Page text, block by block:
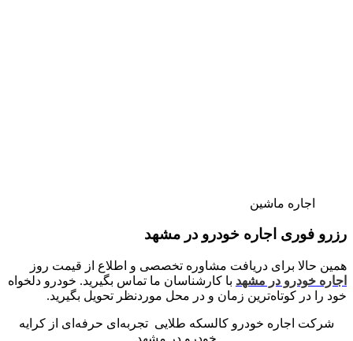
اجاره ماشین
رزرو فوری اجاره خودرو در مشهد
همین حالا برای دریافت مشاوره تخصصی و اطلاع از قیمت روز
اجاره خودرو در مشهد با کارشناسان ما تماس بگیرید. خودرو دلخواه
خود را در کوتاه‌ترین زمان و در محل موردنظر تحویل بگیرید.
شرکت اجاره خودرو کالسکه طلایی تجربه‌ای حرفه‌ای از کرایه
خودرو در مشهد